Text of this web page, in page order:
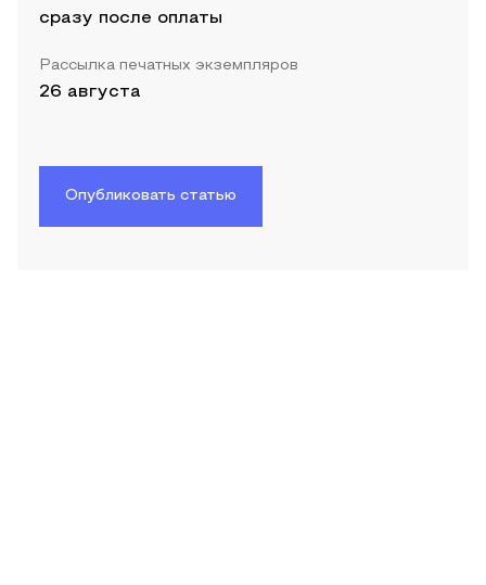
сразу после оплаты
Рассылка печатных экземпляров
26 августа
Опубликовать статью